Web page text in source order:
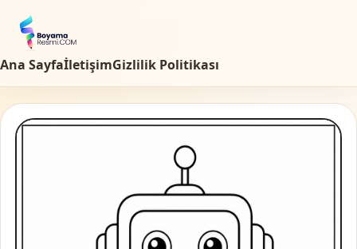
Ana SayfaİletişimGizlilik Politikası